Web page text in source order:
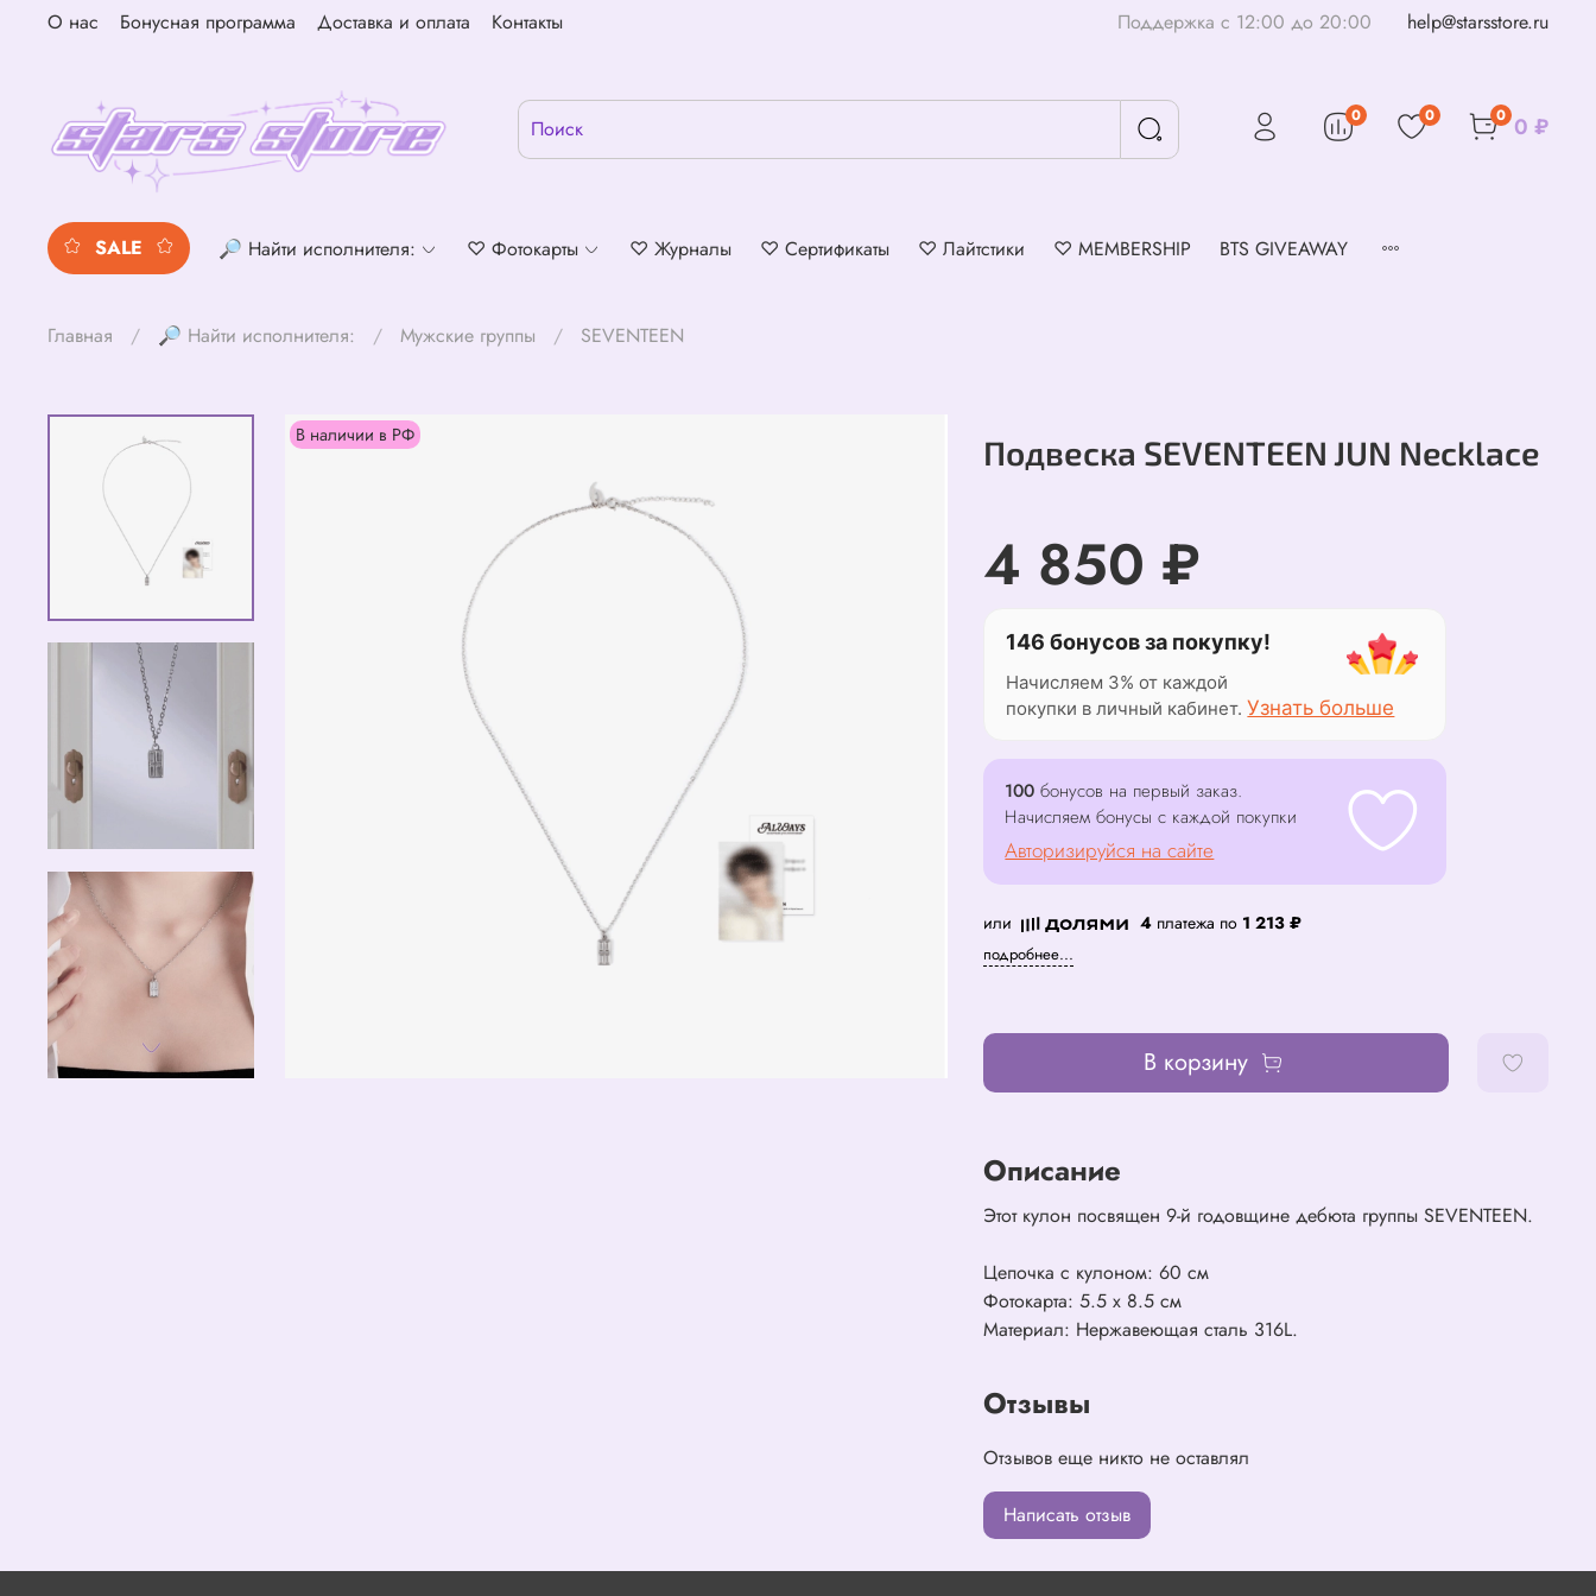
О нас Бонусная программа Доставка и оплата Контакты Поддержка с 12:00 до 20:00 help@starsstore.ru
0 0 0 0 ₽
SALE 🔎 Найти исполнителя: ♡ Фотокарты ♡ Журналы ♡ Сертификаты ♡ Лайтстики ♡ MEMBERSHIP BTS GIVEAWAY
Главная 🔎 Найти исполнителя: Мужские группы SEVENTEEN
В наличии в РФ Подвеска SEVENTEEN JUN Necklace
4 850 ₽
146 бонусов за покупку!
Начисляем 3% от каждой
покупки в личный кабинет.Узнать больше
100 бонусов на первый заказ.
Начисляем бонусы с каждой покупки
Авторизируйся на сайте
или 4 платежа по 1 213 ₽
подробнее...
В корзину
Описание
Этот кулон посвящен 9-й годовщине дебюта группы SEVENTEEN.
Цепочка с кулоном: 60 см
Фотокарта: 5.5 x 8.5 см
Материал: Нержавеющая сталь 316L.
Отзывы
Отзывов еще никто не оставлял
Написать отзыв